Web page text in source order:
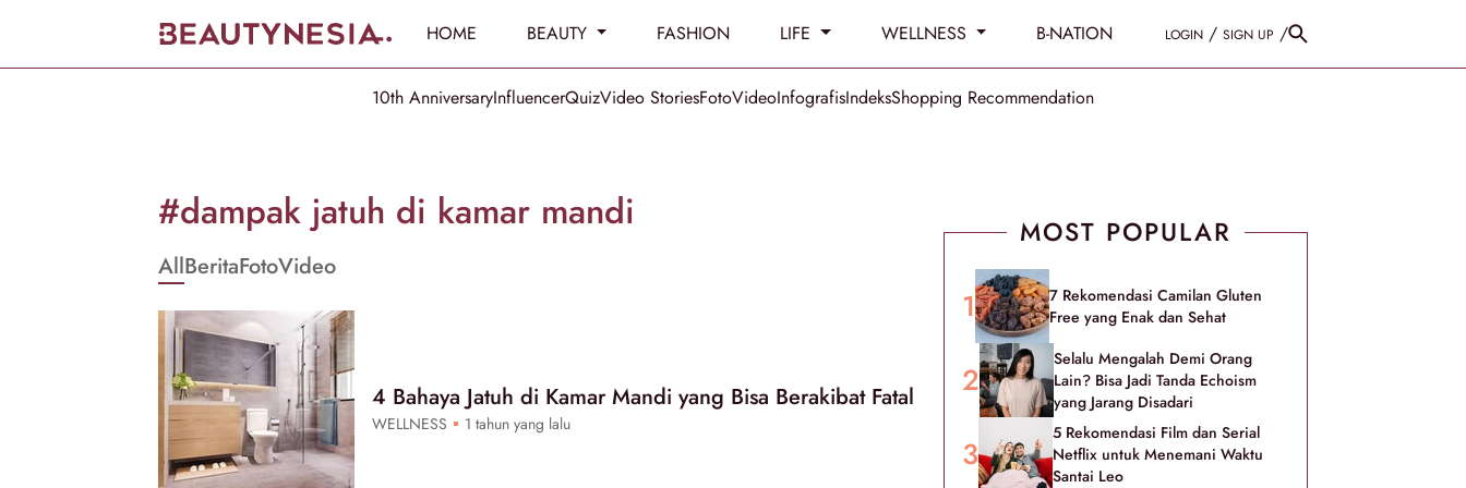
HOME BEAUTY FASHION LIFE WELLNESS B-NATION LOGIN / SIGN UP /
10th AnniversaryInfluencerQuizVideo StoriesFotoVideoInfografisIndeksShopping Recommendation
[GET_DATA_TITLE]
Beautynesia
#dampak jatuh di kamar mandi
AllBeritaFotoVideo
4 Bahaya Jatuh di Kamar Mandi yang Bisa Berakibat Fatal
WELLNESS 1 tahun yang lalu
MOST POPULAR
7 Rekomendasi Camilan Gluten
Free yang Enak dan Sehat
Selalu Mengalah Demi Orang
Lain? Bisa Jadi Tanda Echoism
yang Jarang Disadari
5 Rekomendasi Film dan Serial
Netflix untuk Menemani Waktu
Santai Leo